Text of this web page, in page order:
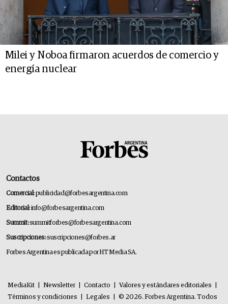
Milei y Noboa firmaron acuerdos de comercio y
energía nuclear
Contactos
Comercial:publicidad@forbesargentina.com
Editorial:info@forbesargentina.com
Summit:summitforbes@forbesargentina.com
Suscripciones:suscripciones@forbes.ar
Forbes Argentina es publicada por HT Media SA.
MediaKit Newsletter Contacto Valores y estándares editoriales
Términos y condiciones
Legales © 2026. Forbes Argentina. Todos